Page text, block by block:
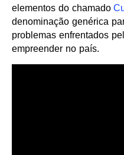
elementos do chamado
denominação genérica
problemas enfrentados
empreender no país.